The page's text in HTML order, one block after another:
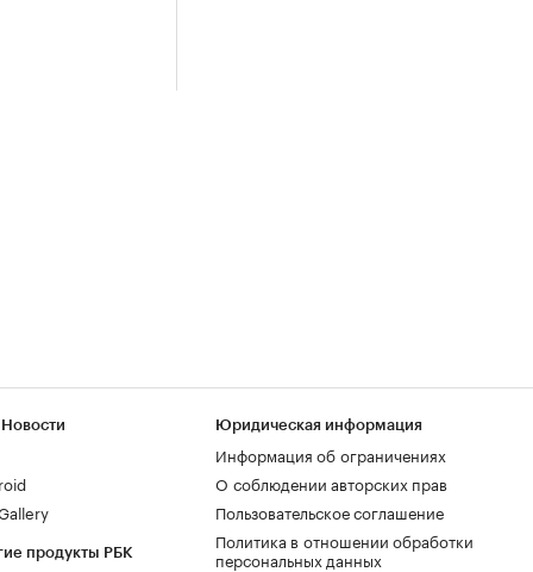
продукты РБК
Юридическая информация
Информация об ограничениях
О соблюдении авторских прав
Пользовательское соглашение
Политика в отношении обработки
персональных данных